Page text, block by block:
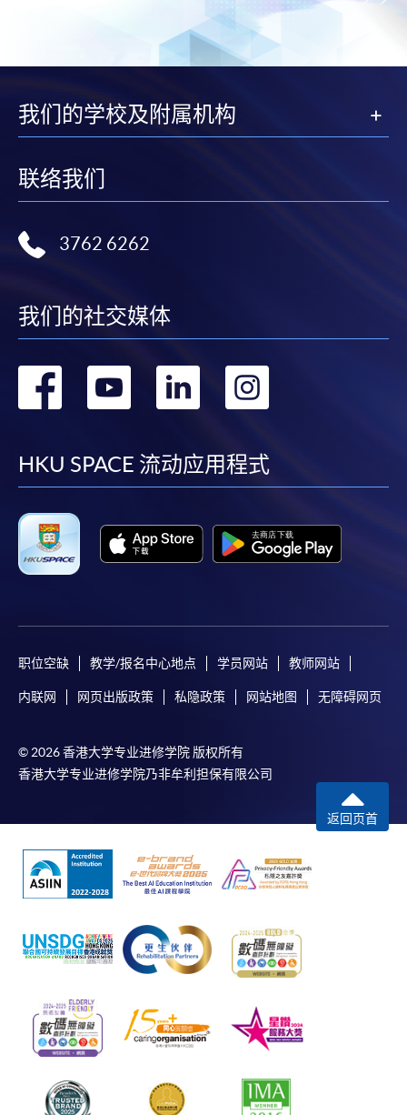
我们的学校及附属机构
联络我们
3762 6262
我们的社交媒体
转
facebook
转
youtube
转
linkedin
HKU SPACE 流动应用程式
职位空缺 教学/报名中心地点 学员网站 教师网站
内联网 网页出版政策 私隐政策 网站地图 无障碍网页
© 2026 香港大学专业进修学院 版权所有
香港大学专业进修学院乃非牟利担保有限公司
返回页首